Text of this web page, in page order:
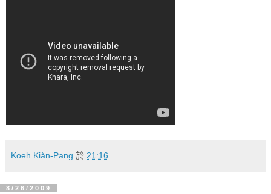
Koeh Kiàn-Pang 於 21:16
8/26/2009